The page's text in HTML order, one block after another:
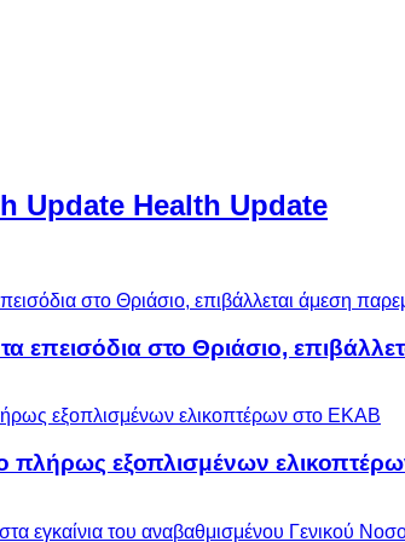
Update Health Update
επεισόδια στο Θριάσιο,
πλήρως εξοπλισμένων